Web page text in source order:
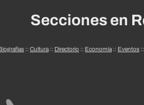
Secciones en
:: Cultura:: Directorio :: Economía:: Eventos ::